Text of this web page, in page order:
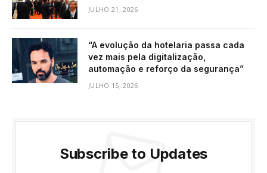
JULHO 21, 2026
“A evolução da hotelaria passa cada
vez mais pela digitalização,
automação e reforço da segurança”
JULHO 15, 2026
Subscribe to Updates